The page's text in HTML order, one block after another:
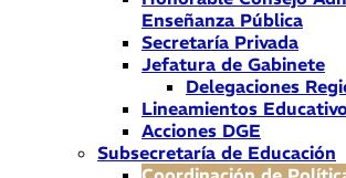
Enseñanza Pública
Secretaría Privada
Jefatura de Gabinete
Delegaciones
Lineamientos
Acciones DGE
Subsecretaría de Educación